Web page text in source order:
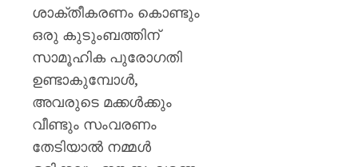
ശാക്തീകരണം കൊണ്ടും
ഒരു കുടുംബത്തിന്
സാമൂഹിക പുരോഗതി
ഉണ്ടാകുമ്പോൾ,
അവരുടെ മക്കൾക്കും
വീണ്ടും സംവരണം
തേടിയാൽ നമ്മൾ